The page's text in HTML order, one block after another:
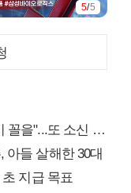
5/5
"...또 소신 발언
아들 살해한 30대
지급 목표